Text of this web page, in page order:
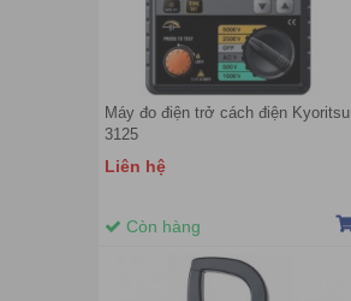
Máy đo điện trở cách điện Kyoritsu
3125
Liên hệ
Còn hàng